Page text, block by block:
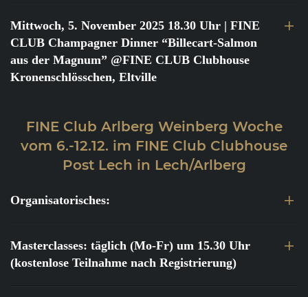
Mittwoch, 5. November 2025 18.30 Uhr | FINE
CLUB Champagner Dinner “Billecart-Salmon
aus der Magnum” @FINE CLUB Clubhouse
Kronenschlösschen, Eltville
FINE Club Arlberg Weinberg Woche
vom 6.-12.12. im FINE Club Clubhouse
Post Lech in Lech/Arlberg
Organisatorisches:
Masterclasses: täglich (Mo-Fr) um 15.30 Uhr
(kostenlose Teilnahme nach Registrierung)